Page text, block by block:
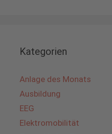
Kategorien
Anlage des Monats
Ausbildung
EEG
Elektromobilität